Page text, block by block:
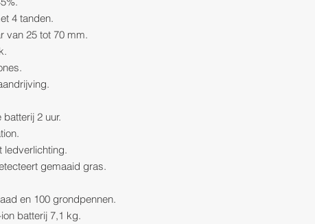
4 tanden.
van 25 tot 70 mm.
2 uur.
ledverlichting.
gemaaid gras.
en 100 grondpennen.
batterij 7,1 kg.